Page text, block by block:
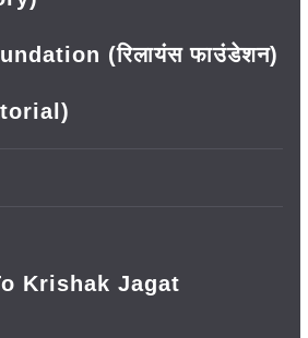
(रिलायंस फाउंडेशन)
Krishak Jagat